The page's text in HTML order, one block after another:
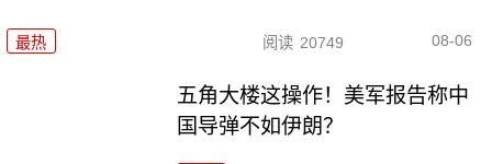
最热 阅读 20749 08-06
五角大楼这操作！美军报告称中
国导弹不如伊朗？